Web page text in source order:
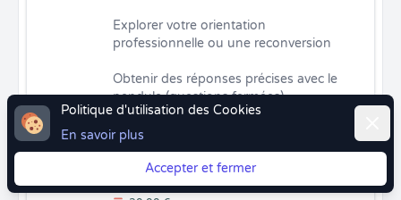
15 minutes
Explorer votre orientation
professionnelle ou une reconversion
Obtenir des réponses précises avec le
pendule (questions fermées)
💡 Un accompagnement pour y voir
plus clair, gagner en confiance et
avancer en conscience.
Politique d'utilisation des Cookies
En savoir plus
Accepter et fermer